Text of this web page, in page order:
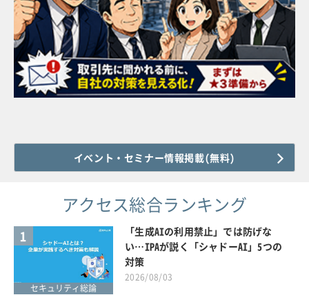
イベント・セミナー情報掲載(無料)
アクセス総合ランキング
1
セキュリティ総論
「生成AIの利用禁止」では防げな
い…IPAが説く「シャドーAI」5つの
対策
2026/08/03